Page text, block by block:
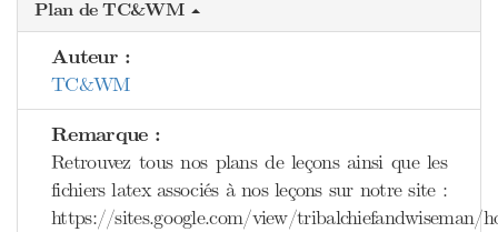
Plan de TC&WM
Auteur :
TC&WM
Remarque :
Retrouvez tous nos plans de leçons ainsi que les
fichiers latex associés à nos leçons sur notre site :
https://sites.google.com/view/tribalchiefandwiseman/